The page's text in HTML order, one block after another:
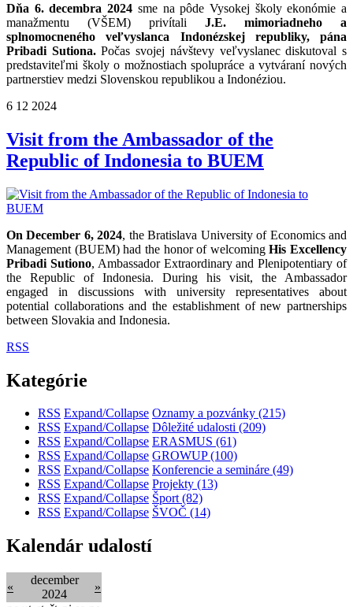
Dňa 6. decembra 2024 sme na pôde Vysokej školy ekonómie a
manažmentu (VŠEM) privítali J.E. mimoriadneho a
splnomocneného veľvyslanca Indonézskej republiky, pána
Pribadi Sutiona.Počas svojej návštevy veľvyslanec diskutoval s
predstaviteľmi školy o možnostiach spolupráce a vytváraní nových
partnerstiev medzi Slovenskou republikou a Indonéziou.
6 12 2024
Visit from the Ambassador of the
Republic of Indonesia to BUEM
On December 6, 2024, the Bratislava University of Economics and
Management (BUEM) had the honor of welcomingHis Excellency
Pribadi Sutiono, Ambassador Extraordinary and Plenipotentiary of
the Republic of Indonesia. During his visit, the Ambassador
engaged in discussions with university representatives about
potential collaborations and the establishment of new partnerships
between Slovakia and Indonesia.
RSS
Kategórie
RSS Expand/Collapse Oznamy a pozvánky (215)
RSS Expand/Collapse Dôležité udalosti (209)
RSS Expand/Collapse ERASMUS (61)
RSS Expand/Collapse GROWUP(100)
RSS Expand/Collapse Konferencie a semináre (49)
RSS Expand/Collapse Projekty (13)
RSS Expand/Collapse Šport(82)
RSS Expand/Collapse ŠVOČ (14)
Kalendár udalostí
«
december
2024
»